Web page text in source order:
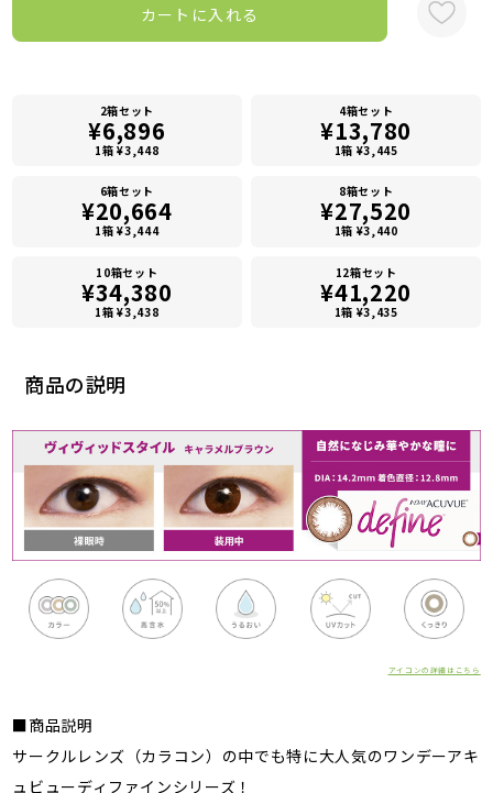
商品の説明
アイコンの詳細はこちら
■商品説明
サークルレンズ（カラコン）の中でも特に大人気のワンデーアキ
ュビューディファインシリーズ！
カートに入れる
2箱セット
¥6,896
1箱 ¥3,448
4箱セット
¥13,780
1箱 ¥3,445
6箱セット
¥20,664
1箱 ¥3,444
8箱セット
¥27,520
1箱 ¥3,440
10箱セット
¥34,380
1箱 ¥3,438
12箱セット
¥41,220
1箱 ¥3,435